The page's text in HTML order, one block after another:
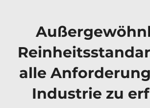
alle
Industrie zu